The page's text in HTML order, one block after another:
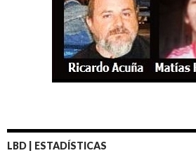
LBD | ESTADÍSTICAS